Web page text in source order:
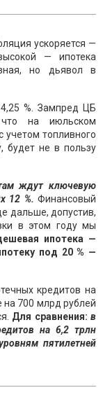
ускоряется —
— ипотека
но дьявол в
%. Зампред ЦБ
на июльском
учетом топливного
будет не в пользу
ждут ключевую
12 %. Финансовый
дальше, допустив,
в этом году мы
ипотека —
под 20 % —
кредитов на
на 700 млрд рублей
Для сравнения: в
на 6,2 трлн
пятилетней